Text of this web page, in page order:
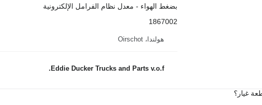
بضغط الهواء - معدل نظام الفرامل الإلكترونية
1867002
هولندا، Oirschot
Eddie Ducker Trucks and Parts v.o.f.
غيار؟